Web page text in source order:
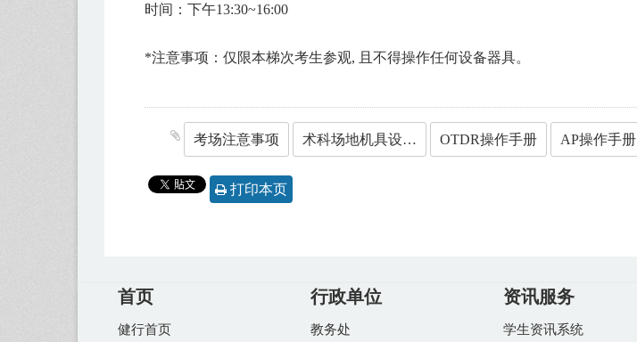
时间：下午13:30~16:00
*注意事项：仅限本梯次考生参观, 且不得操作任何设备器具。
考场注意事项 术科场地机具设备表 OTDR操作手册 AP操作手册
打印本页
首页
健行首页
行政单位
教务处
资讯服务
学生资讯系统